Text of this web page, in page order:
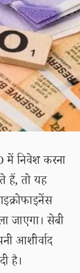
निवेश करना
हैं, तो यह
जाएगा। सेबी
आशीर्वाद
है।